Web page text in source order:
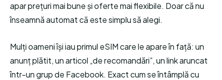
apar prețuri mai bune și oferte mai flexibile. Doar că nu
înseamnă automat că este simplu să alegi.
Mulți oameni își iau primul eSIM care le apare în față: un
anunț plătit, un articol „de recomandări”, un link aruncat
într-un grup de Facebook. Exact cum se întâmplă cu